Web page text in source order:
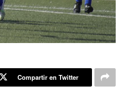
Compartir en Twitter